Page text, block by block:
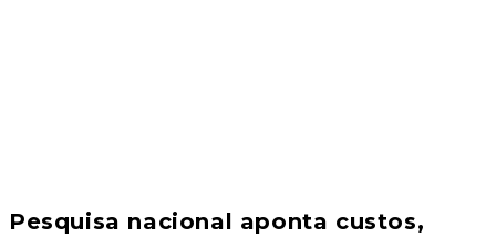
Pesquisa nacional aponta custos,